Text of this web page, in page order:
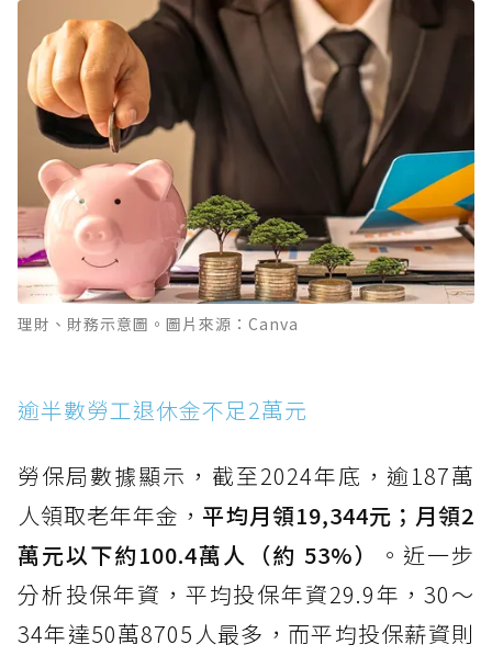
理財、財務示意圖。圖片來源：Canva
逾半數勞工退休金不足2萬元
勞保局數據顯示，截至2024年底，逾187萬
人領取老年年金， 平均月領19,344元；月領2
萬元以下約100.4萬人（約 53%）
。近一步
分析投保年資，平均投保年資29.9年，30～
34年達50萬8705人最多，而平均投保薪資則